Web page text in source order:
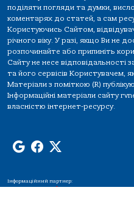
поділяти погляди та думки,
коментарях до статей, а сам
Користуючись Сайтом,
річного віку. У разі, якщо Ви не
розпочинайте або припиніть
Сайту не несе відповідальності
та його сервісів Користувачем,
Матеріали з поміткою (R)
Інформаційні матеріали сайту
власністю інтернет-ресурсу.
Інформаційний партнер: